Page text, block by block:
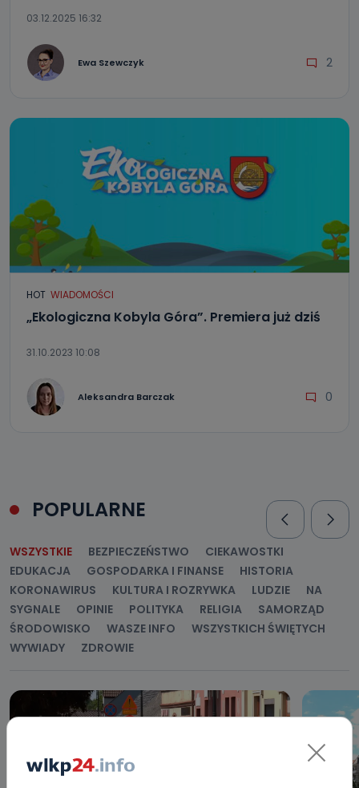
03.12.2025 16:32
Ewa Szewczyk 2
HOT WIADOMOŚCI
„Ekologiczna Kobyla Góra”. Premiera już dziś
31.10.2023 10:08
Aleksandra Barczak 0
POPULARNE
WSZYSTKIE BEZPIECZEŃSTWO
CIEKAWOSTKI
EDUKACJA
GOSPODARKA I FINANSE
HISTORIA
KORONAWIRUS
KULTURA I ROZRYWKA LUDZIE
NA
SYGNALE
OPINIE POLITYKA RELIGIA
SAMORZĄD
ŚRODOWISKO
WASZE INFO
WSZYSTKICH ŚWIĘTYCH
WYWIADY
ZDROWIE